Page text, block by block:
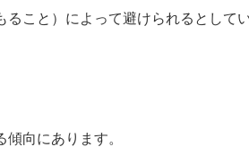
ること）によって避けられるとして
向にあります。